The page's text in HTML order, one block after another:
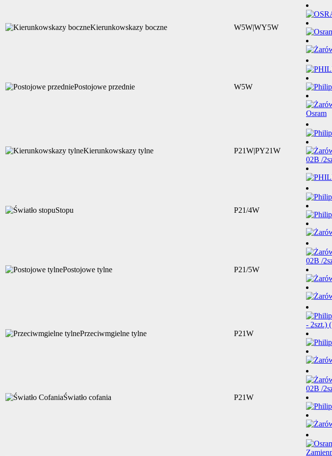
Kierunkowskazy boczne W5W|WY5W
Postojowe przednie W5W
Kierunkowskazy tylne P21W|PY21W
Stopu P21/4W
Postojowe tylne P21/5W
Przeciwmgielne tylne P21W
Światło cofania P21W